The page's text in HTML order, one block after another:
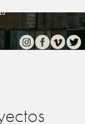
EU
InstagramFacebook
Vimeo